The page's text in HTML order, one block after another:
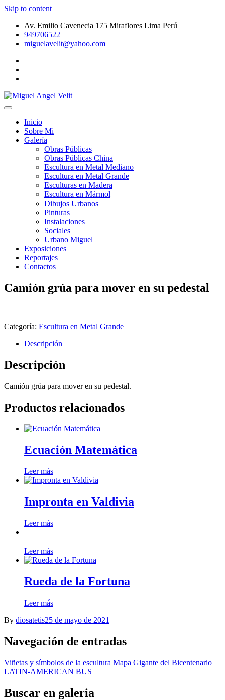
Skip to content
Av. Emilio Cavenecia 175 Miraflores Lima Perú
949706522
miguelavelit@yahoo.com
Miguel Angel Velit
de MetalInicio
Sobre Mi
Galería
Obras Públicas
Obras Públicas China
Escultura en Metal Mediano
Escultura en Metal Grande
Esculturas en Madera
Escultura en Mármol
Dibujos Urbanos
Pinturas
Instalaciones
Sociales
Urbano Miguel
Exposiciones
Reportajes
Contactos
Camión grúa para mover en su pedestal
Categoría: Escultura en Metal Grande
Descripción
Descripción
Camión grúa para mover en su pedestal.
Productos relacionados
Ecuación Matemática
Leer más
Impronta en Valdivia
Leer más
Leer más
Rueda de la Fortuna
Leer más
By diosatetis25 de mayo de 2021
Navegación de entradas
Viñetas y símbolos de la escultura Mapa Gigante del Bicentenario
LATIN-AMERICAN BUS
Buscar en galeria